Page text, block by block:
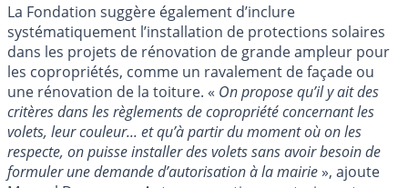
La Fondation suggère également d’inclure
systématiquement l’installation de protections solaires
dans les projets de rénovation de grande ampleur pour
les copropriétés, comme un ravalement de façade ou
une rénovation de la toiture. « On propose qu’il y ait des
critères dans les règlements de copropriété concernant les
volets, leur couleur... et qu’à partir du moment où on les
respecte, on puisse installer des volets sans avoir besoin de
formuler une demande d’autorisation à la mairie», ajoute